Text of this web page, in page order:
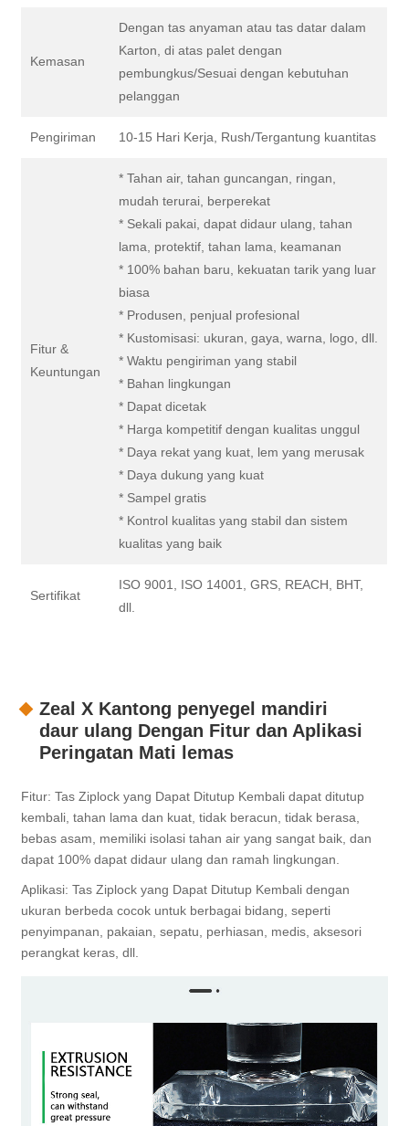
Kemasan
Dengan tas anyaman atau tas datar dalam
Karton, di atas palet dengan
pembungkus/Sesuai dengan kebutuhan
pelanggan
Pengiriman 10-15 Hari Kerja, Rush/Tergantung kuantitas
Fitur &
Keuntungan
* Tahan air, tahan guncangan, ringan,
mudah terurai, berperekat
* Sekali pakai, dapat didaur ulang, tahan
lama, protektif, tahan lama, keamanan
* 100% bahan baru, kekuatan tarik yang luar
biasa
* Produsen, penjual profesional
* Kustomisasi: ukuran, gaya, warna, logo, dll.
* Waktu pengiriman yang stabil
* Bahan lingkungan
* Dapat dicetak
* Harga kompetitif dengan kualitas unggul
* Daya rekat yang kuat, lem yang merusak
* Daya dukung yang kuat
* Sampel gratis
* Kontrol kualitas yang stabil dan sistem
kualitas yang baik
Sertifikat
ISO 9001, ISO 14001, GRS, REACH, BHT,
dll.
Zeal X Kantong penyegel mandiri
daur ulang Dengan Fitur dan Aplikasi
Peringatan Mati lemas
Fitur: Tas Ziplock yang Dapat Ditutup Kembali dapat ditutup
kembali, tahan lama dan kuat, tidak beracun, tidak berasa,
bebas asam, memiliki isolasi tahan air yang sangat baik, dan
dapat 100% dapat didaur ulang dan ramah lingkungan.
Aplikasi: Tas Ziplock yang Dapat Ditutup Kembali dengan
ukuran berbeda cocok untuk berbagai bidang, seperti
penyimpanan, pakaian, sepatu, perhiasan, medis, aksesori
perangkat keras, dll.